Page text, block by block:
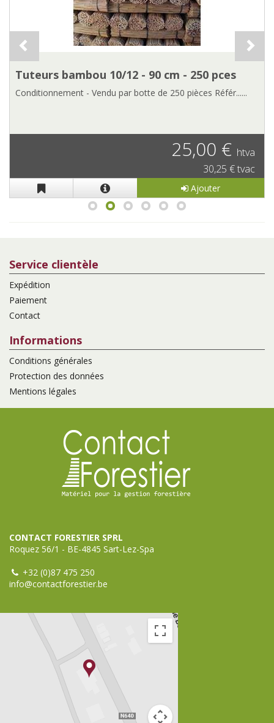
Tuteurs bambou 10/12 - 90 cm - 250 pces
Conditionnement - Vendu par botte de 250 pièces Référ......
25,00 € htva
30,25 € tvac
Ajouter
Service clientèle
Expédition
Paiement
Contact
Informations
Conditions générales
Protection des données
Mentions légales
CONTACT FORESTIER SPRL
Roquez 56/1 - BE-4845 Sart-Lez-Spa
+32 (0)87 475 250
info@contactforestier.be